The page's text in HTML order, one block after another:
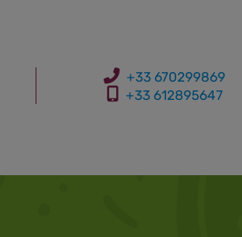
+33 670299869
+33 612895647